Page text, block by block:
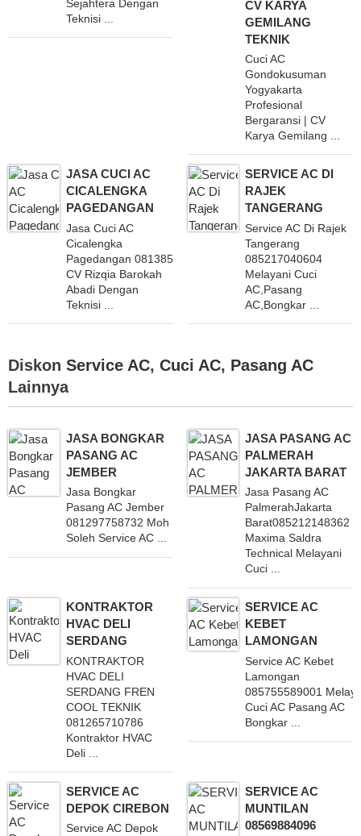
Sejahtera Dengan
Teknisi ...
CV KARYA
GEMILANG
TEKNIK
Cuci AC
Gondokusuman
Yogyakarta
Profesional
Bergaransi | CV
Karya Gemilang ...
JASA CUCI AC
CICALENGKA
PAGEDANGAN
Jasa Cuci AC
Cicalengka
Pagedangan 081385846234
CV Rizqia Barokah
Abadi Dengan
Teknisi ...
SERVICE AC DI
RAJEK
TANGERANG
Service AC Di Rajek
Tangerang
085217040604
Melayani Cuci
AC,Pasang
AC,Bongkar ...
Diskon Service AC, Cuci AC, Pasang AC
Lainnya
JASA BONGKAR
PASANG AC
JEMBER
Jasa Bongkar
Pasang AC Jember
081297758732 Moh
Soleh Service AC ...
JASA PASANG AC
PALMERAH
JAKARTA BARAT
Jasa Pasang AC
PalmerahJakarta
Barat085212148362
Maxima Saldra
Technical Melayani
Cuci ...
KONTRAKTOR
HVAC DELI
SERDANG
KONTRAKTOR
HVAC DELI
SERDANG FREN
COOL TEKNIK
081265710786
Kontraktor HVAC
Deli ...
SERVICE AC
KEBET
LAMONGAN
Service AC Kebet
Lamongan
085755589001
Cuci AC Pasang AC
Bongkar ...
SERVICE AC
DEPOK CIREBON
Service AC Depok
SERVICE AC
MUNTILAN
08569884096